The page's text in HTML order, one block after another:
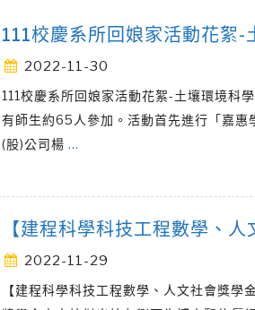
111校慶系所回娘家活動花絮-
2022-11-30
111校慶系所回娘家活動花絮-土壤環境科
有師生約65人參加。活動首先進行「嘉
(股)公司楊 …
【建程科學科技工程數學、人
2022-11-29
【建程科學科技工程數學、人文社會獎